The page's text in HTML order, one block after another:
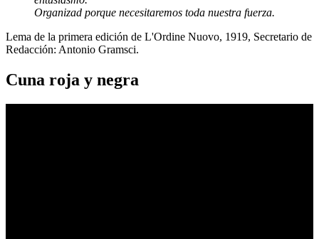
Organizad porque necesitaremos toda nuestra fuerza.
Lema de la primera edición de L'Ordine Nuovo, 1919, Secretario de
Redacción: Antonio Gramsci.
Cuna roja y negra